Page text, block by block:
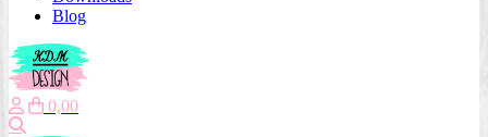
Blog
0,00